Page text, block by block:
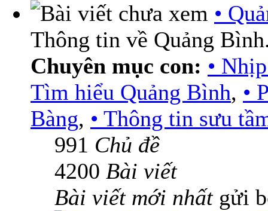
•
Thông tin về Quảng
Chuyên mục con: •
Tìm hiểu Quảng Bình, •
Bàng, • Thông tin sưu
991 Chủ đề
4200 Bài viết
Bài viết mới nhấtgửi